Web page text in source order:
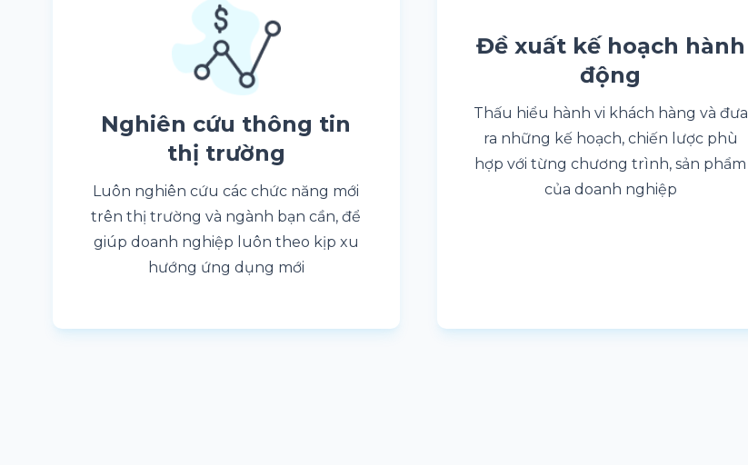
Nghiên cứu thông tin
thị trường
Luôn nghiên cứu các chức năng mới
trên thị trường và ngành bạn cần, để
giúp doanh nghiệp luôn theo kịp xu
hướng ứng dụng mới
Đề xuất kế hoạch hành
động
Thấu hiểu hành vi khách hàng và đưa
ra những kế hoạch, chiến lược phù
hợp với từng chương trình, sản phẩm
của doanh nghiệp